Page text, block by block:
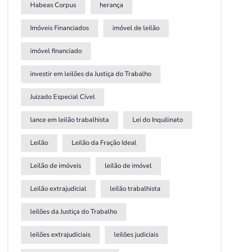
Habeas Corpus herança
Imóveis Financiados imóvel de leilão
imóvel financiado
investir em leilões da Justiça do Trabalho
Juizado Especial Cível
lance em leilão trabalhista Lei do Inquilinato
Leilão Leilão da Fração Ideal
Leilão de imóveis leilão de imóvel
Leilão extrajudicial leilão trabalhista
leilões da Justiça do Trabalho
leilões extrajudiciais leilões judiciais